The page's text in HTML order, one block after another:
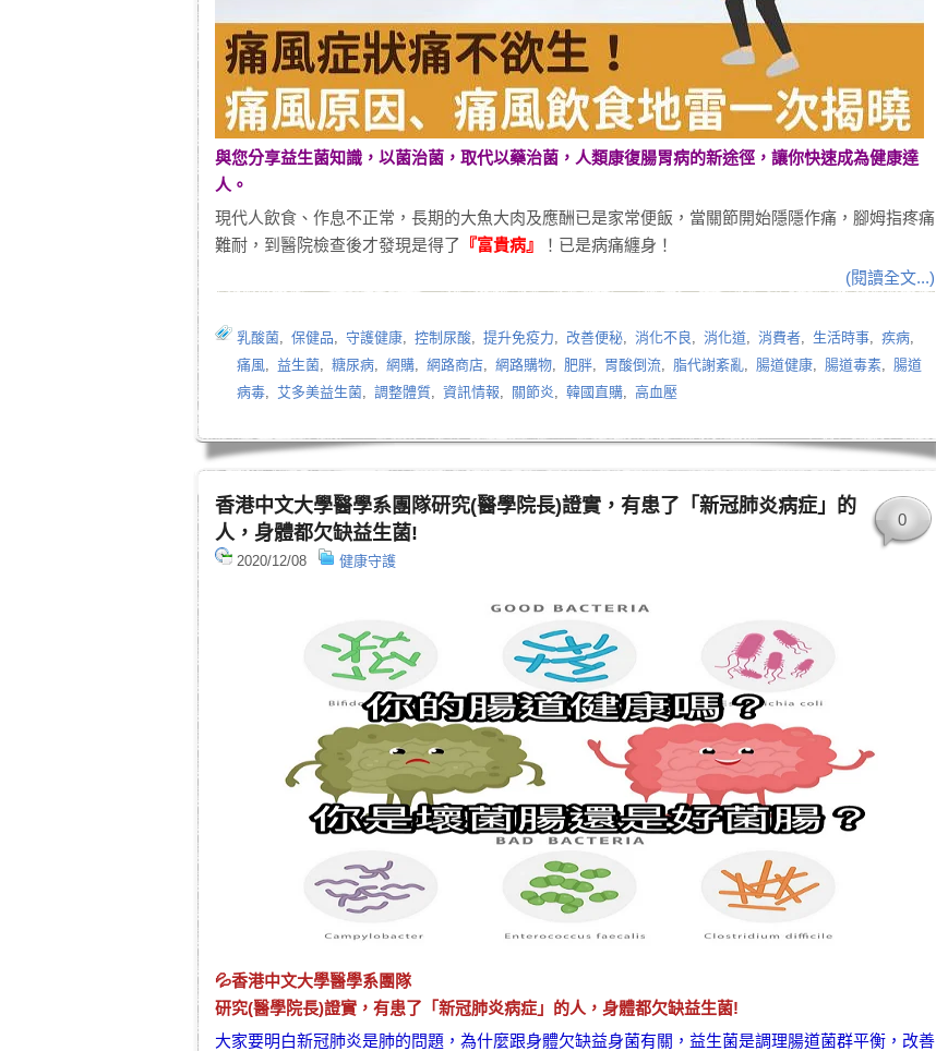
與您分享益生菌知識，以菌治菌，取代以藥治菌，人類康復腸胃病的新途徑，讓你快速成為健康達
人。
現代人飲食、作息不正常，長期的大魚大肉及應酬已是家常便飯，當關節開始隱隱作痛，腳姆指疼痛
難耐，到醫院檢查後才發現是得了
『富貴病』
！已是病痛纏身！
(閱讀全文...)
乳酸菌, 保健品, 守護健康, 控制尿酸, 提升免疫力, 改善便秘, 消化不良, 消化道, 消費者, 生活時事, 疾病,
痛風, 益生菌, 糖尿病, 網購, 網路商店, 網路購物, 肥胖, 胃酸倒流, 脂代謝紊亂, 腸道健康, 腸道毒素, 腸道
病毒, 艾多美益生菌, 調整體質, 資訊情報, 關節炎, 韓國直購, 高血壓
香港中文大學醫學系團隊研究(醫學院長)證實，有患了「新冠肺炎病症」的
人，身體都欠缺益生菌!
2020/12/08 健康守護
0
💦香港中文大學醫學系團隊
研究(醫學院長)證實，有患了「新冠肺炎病症」的人，身體都欠缺益生菌!
大家要明白新冠肺炎是肺的問題，為什麼跟身體欠缺益身菌有關， 益生菌是調理腸道菌群平衡，改善